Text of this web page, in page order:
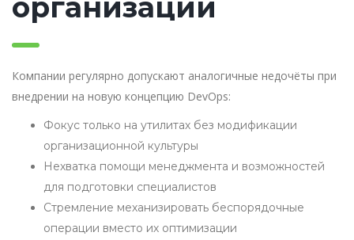
Компании регулярно допускают аналогичные недочёты при
внедрении на новую концепцию DevOps:
Фокус только на утилитах без модификации
организационной культуры
Нехватка помощи менеджмента и возможностей
для подготовки специалистов
Стремление механизировать беспорядочные
операции вместо их оптимизации